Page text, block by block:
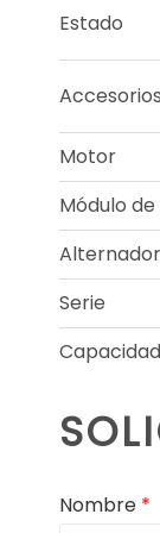
Estado
Accesorios
Motor
Módulo
Alternador
Serie
Nombre *